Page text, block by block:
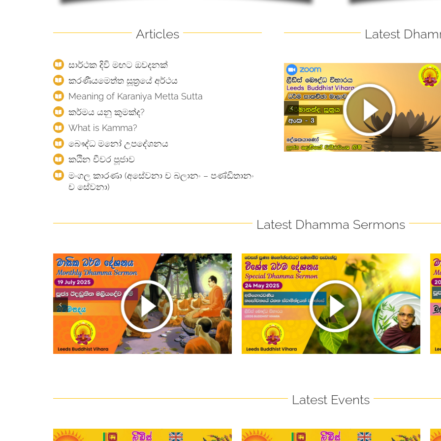
Articles
සාර්ථක දිවි මඟට ඔවදනක්
කරණීයමෙත්ත සූත්‍රයේ අර්ථය
Meaning of Karaniya Metta Sutta
කර්මය යනු කුමක්ද?
What is Kamma?
බෞද්ධ මනෝ උපදේශනය
කඨින චීවර පූජාව
මංගල කාරණා (අසේවනා ච බලානං – පණ්ඩිතානං
ච සේවනා)
Latest
ගිරිමානන්ද සූත්‍රය (අංක 2) –
Girimananda Sutta (Part 2)
Latest Dhamma Sermons
විශේෂ ධර්ම දේශනය – Special
Dhamma Sermon – 24-05-2025
චූල තණ්හා සංඛය සූත්‍රය – Chula
Thanha Sankaya Sutta – 20-04-2025
Latest Events